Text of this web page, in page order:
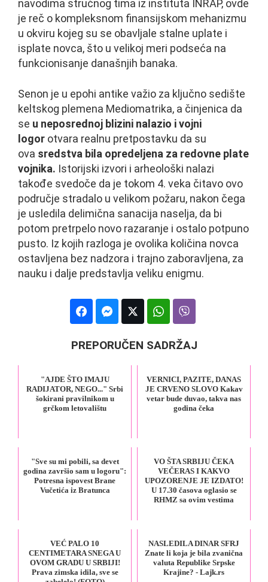
navodima stručnog tima iz instituta INRAP, ovde
je reč o kompleksnom finansijskom mehanizmu
u okviru kojeg su se obavljale stalne uplate i
isplate novca, što u velikoj meri podseća na
funkcionisanje današnjih banaka.
Senon je u epohi antike važio za ključno sedište
keltskog plemena Mediomatrika, a činjenica da
se u neposrednoj blizini nalazio i vojni
logor otvara realnu pretpostavku da su
ova sredstva bila opredeljena za redovne plate
vojnika. Istorijski izvori i arheološki nalazi
takođe svedoče da je tokom 4. veka čitavo ovo
područje stradalo u velikom požaru, nakon čega
je usledila delimična sanacija naselja, da bi
potom pretrpelo novo razaranje i ostalo potpuno
pusto. Iz kojih razloga je ovolika količina novca
ostavljena bez nadzora i trajno zaboravljena, za
nauku i dalje predstavlja veliku enigmu.
PREPORUČEN SADRŽAJ
"AJDE ŠTO IMAJU
RADIJATOR, NEGO..." Srbi
šokirani pravilnikom u
grčkom letovalištu
VERNICI, PAZITE, DANAS
JE CRVENO SLOVO Kakav
vetar bude duvao, takva nas
godina čeka
"Sve su mi pobili, sa devet
godina završio sam u logoru":
Potresna ispovest Brane
Vučetića iz Bratunca
VO ŠTA SRBIJU ČEKA
VEČERAS I KAKVO
UPOZORENJE JE IZDATO!
U 17.30 časova oglasio se
RHMZ sa ovim vestima
VEĆ PALO 10
CENTIMETARA SNEGA U
OVOM GRADU U SRBIJI!
Prava zimska idila, sve se
NASLEDILA DINAR SFRJ
Znate li koja je bila zvanična
valuta Republike Srpske
Krajine? - Lajk.rs